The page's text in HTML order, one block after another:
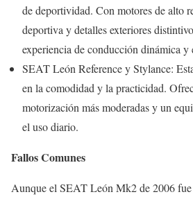
de deportividad. Con motores de alto
deportiva y detalles exteriores
experiencia de conducción dinámica y
SEAT León Reference y Stylance:
en la comodidad y la practicidad.
motorización más moderadas y un
el uso diario.
Fallos Comunes
Aunque el SEAT León Mk2 de 2006 fue